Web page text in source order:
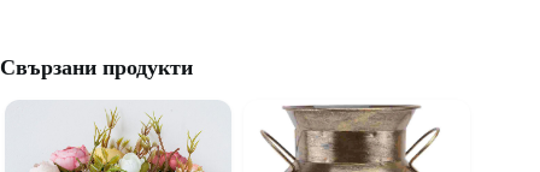
Свързани продукти